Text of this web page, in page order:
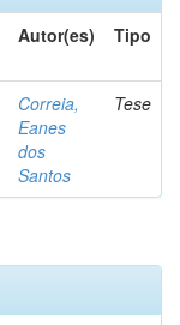
Autor(es) Tipo
Correia,
Eanes
dos
Santos
Tese